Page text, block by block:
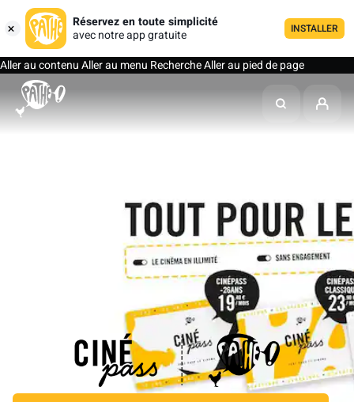
Réservez en toute simplicité
avec notre app gratuite
INSTALLER
Aller au contenuAller au menu RechercheAller au pied de page